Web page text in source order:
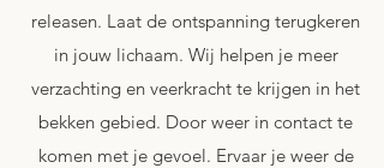
releasen. Laat de ontspanning terugkeren
in jouw lichaam. Wij helpen je meer
verzachting en veerkracht te krijgen in het
bekken gebied. Door weer in contact te
komen met je gevoel. Ervaar je weer de